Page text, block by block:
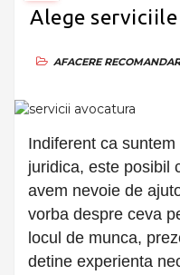
Alege
AFACERE
Indiferent ca
juridica, este posibil
avem nevoie de
vorba despre ceva
locul de munca,
detine experienta